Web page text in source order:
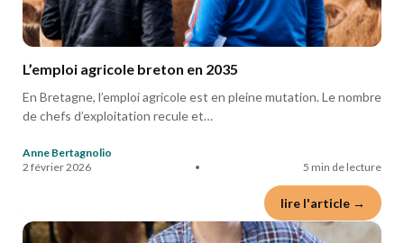
L’emploi agricole breton en 2035
En Bretagne, l’emploi agricole est en pleine mutation. Le nombre
de chefs d’exploitation recule et…
Anne Bertagnolio
2 février 2026
• 5 min de lecture
lire l'article →